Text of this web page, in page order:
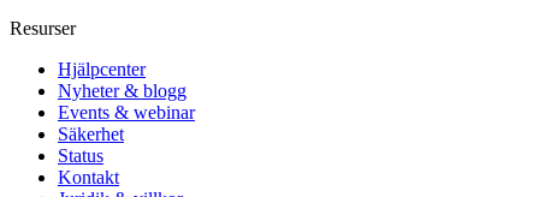
Resurser
Hjälpcenter
Nyheter & blogg
Events & webinar
Säkerhet
Status
Kontakt